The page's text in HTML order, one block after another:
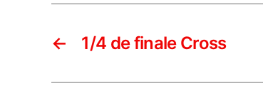
← 1/4 de finale Cross